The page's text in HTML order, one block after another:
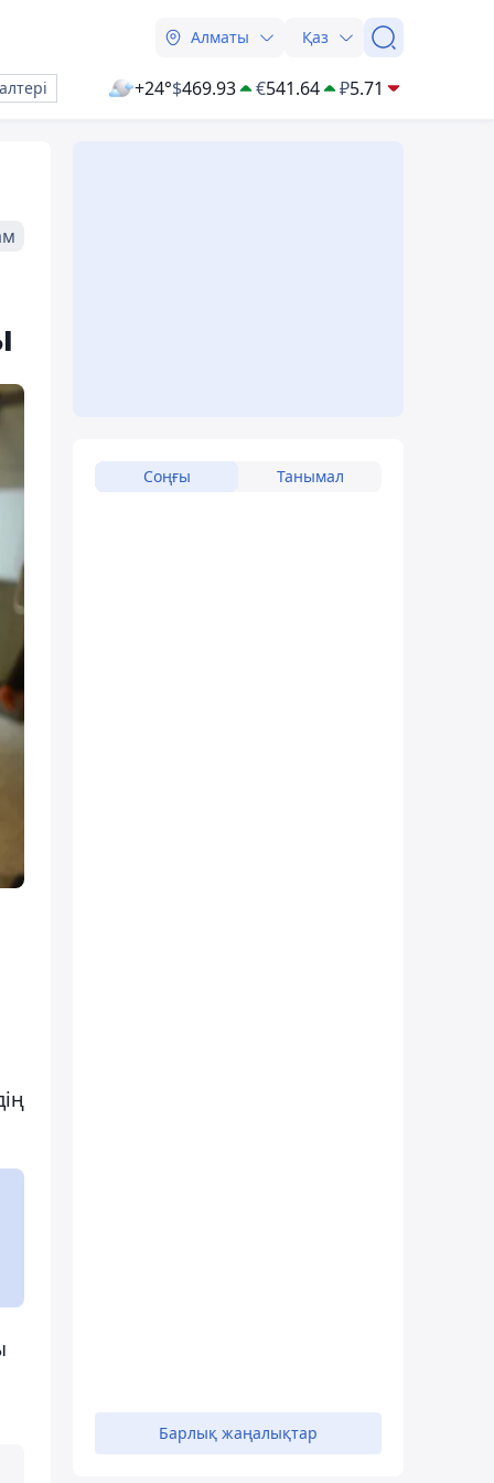
Алматы Қаз
+24°$469.93 €541.64 ₽5.71
Соңғы Танымал
Барлық жаңалықтар